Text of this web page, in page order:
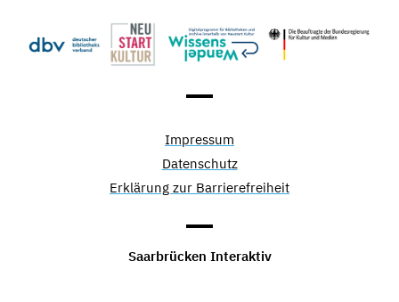
Impressum
Datenschutz
Erklärung zur Barrierefreiheit
Saarbrücken Interaktiv